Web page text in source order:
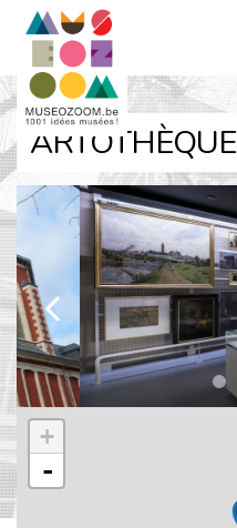
ARTOTHÈQUE
k
+
-